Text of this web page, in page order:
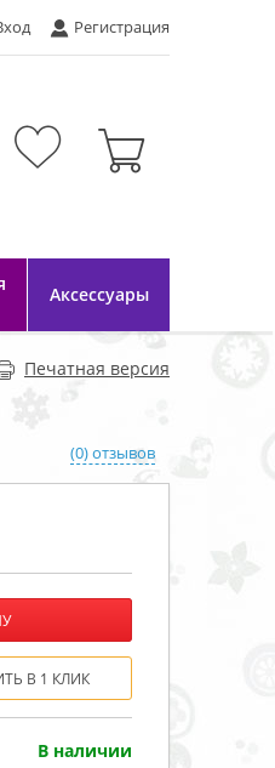
Регистрация
Аксессуары
Печатная версия
(0) отзывов
В 1 КЛИК
В наличии